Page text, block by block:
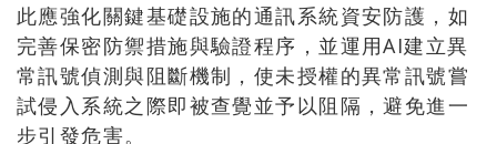
此應強化關鍵基礎設施的通訊系統資安防護，如
完善保密防禦措施與驗證程序，並運用AI建立異
常訊號偵測與阻斷機制，使未授權的異常訊號嘗
試侵入系統之際即被查覺並予以阻隔，避免進一
步引發危害。